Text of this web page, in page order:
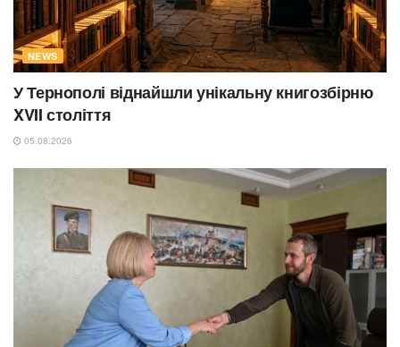
NEWS
У Тернополі віднайшли унікальну книгозбірню
XVII століття
05.08.2026